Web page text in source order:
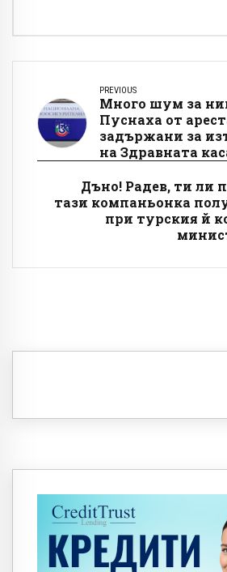
PREVIOUS
Много шум за
Пуснаха от
задържани за
на Здравната
Дъно! Радев, ти ли
тази компаньонка
при турския й